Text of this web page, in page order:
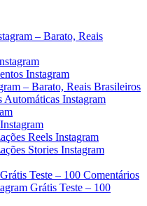
– Barato, Reais
Instagram
– Barato, Reais Brasileiros
Automáticas Instagram
Reels Instagram
Stories Instagram
Teste – 100 Comentários
Grátis Teste – 100